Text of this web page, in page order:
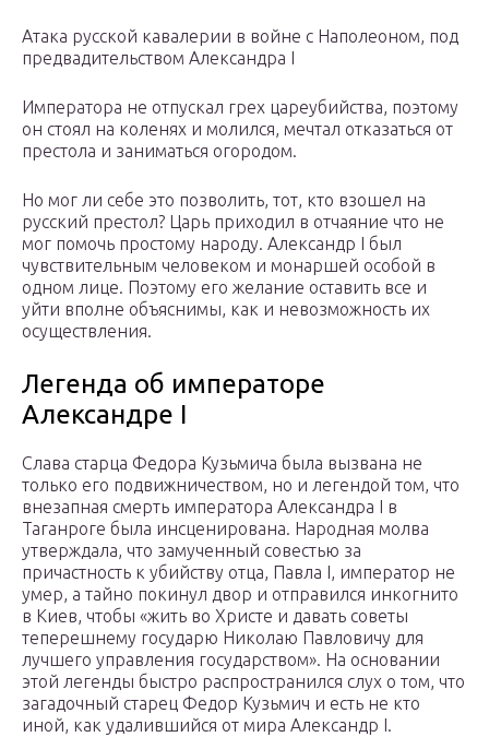
Атака русской кавалерии в войне с Наполеоном, под
предвадительством Александра I
Императора не отпускал грех цареубийства, поэтому
он стоял на коленях и молился, мечтал отказаться от
престола и заниматься огородом.
Но мог ли себе это позволить, тот, кто взошел на
русский престол? Царь приходил в отчаяние что не
мог помочь простому народу. Александр I был
чувствительным человеком и монаршей особой в
одном лице. Поэтому его желание оставить все и
уйти вполне объяснимы, как и невозможность их
осуществления.
Легенда об императоре
Александре I
Слава старца Федора Кузьмича была вызвана не
только его подвижничеством, но и легендой том, что
внезапная смерть императора Александра I в
Таганроге была инсценирована. Народная молва
утверждала, что замученный совестью за
причастность к убийству отца, Павла I, император не
умер, а тайно покинул двор и отправился инкогнито
в Киев, чтобы «жить во Христе и давать советы
теперешнему государю Николаю Павловичу для
лучшего управления государством». На основании
этой легенды быстро распространился слух о том, что
загадочный старец Федор Кузьмич и есть не кто
иной, как удалившийся от мира Александр I.